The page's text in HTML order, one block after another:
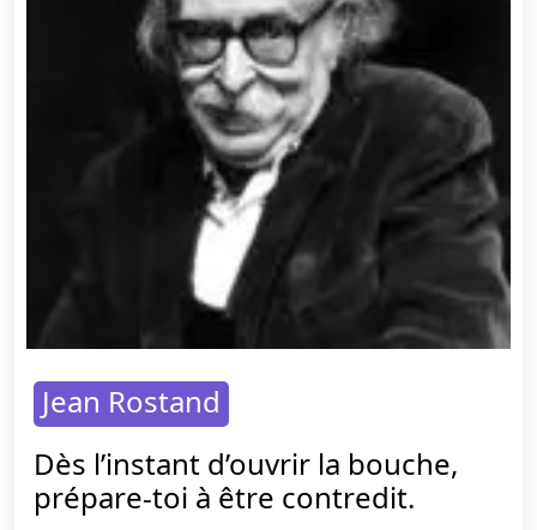
Jean Rostand
Dès l’instant d’ouvrir la bouche,
prépare-toi à être contredit.